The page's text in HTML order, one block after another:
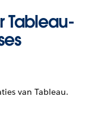
Tableau-
van Tableau.